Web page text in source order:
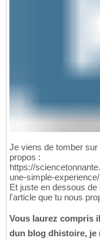
Je viens de tomber
propos :
https://
une-simple-experience/
Et juste en dessous
l'article que tu nous
Vous laurez compris
dun blog dhistoire,